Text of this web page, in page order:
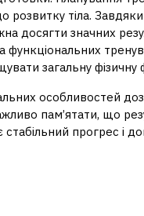
тіла.
досягти значних
функціональних
загальну фізичну
особливостей
пам’ятати, що
прогрес і